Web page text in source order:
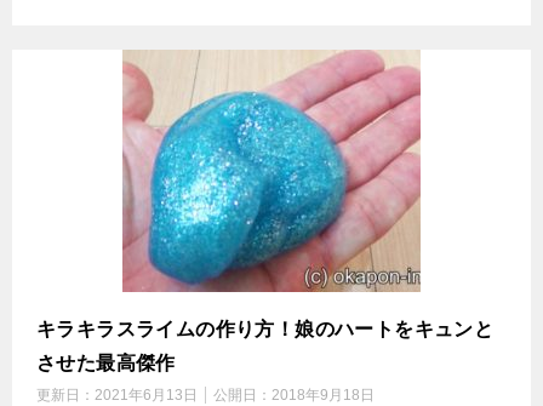
キラキラスライムの作り方！娘のハートをキュンと
させた最高傑作
更新日： 2021年6月13日 公開日： 2018年9月18日